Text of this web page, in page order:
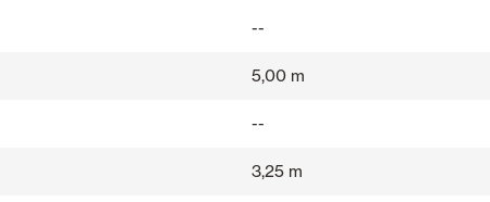
--
5,00 m
--
3,25 m